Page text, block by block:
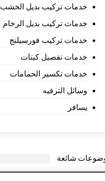
خدمات تركيب بديل الخشب
خدمات تركيب بديل الرخام
خدمات تركيب فورسيلنج
خدمات تفصيل كبتات
خدمات تكسير الحمامات
وسائل الترفيه
يسافر
شائعة